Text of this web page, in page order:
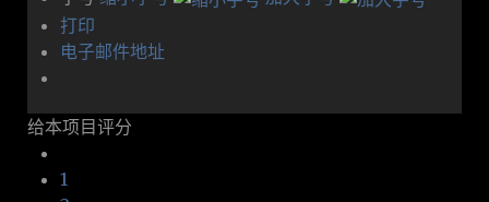
打印
电子邮件地址
给本项目评分
1